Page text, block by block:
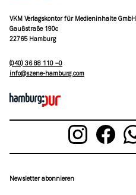
VKM Verlagskontor für Medieninhalte GmbH
Gaußstraße 190c
22765 Hamburg
(040) 36 88 110 –0
moc.grubmah-enezs@ofni
Newsletter abonnieren